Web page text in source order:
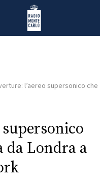
Radio Monte Carlo
l’aereo supersonico che
da Londra a